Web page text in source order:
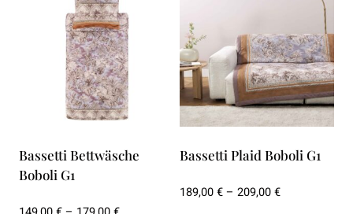
mehrere
Varianten
Optionen
können
auf
Produktseite
weist
mehrere
Varianten
auf.
Die
Optionen
können
auf
der
Produktseite
Bassetti Bettwäsche
Boboli G1
Bassetti Plaid Boboli G1
189,00€– 209,00€Preisspanne: